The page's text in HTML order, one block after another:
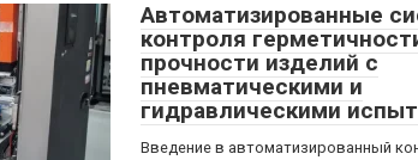
Автоматизированные
контроля
прочности изделий с
пневматическими и
гидравлическими
Введение в автоматизированный